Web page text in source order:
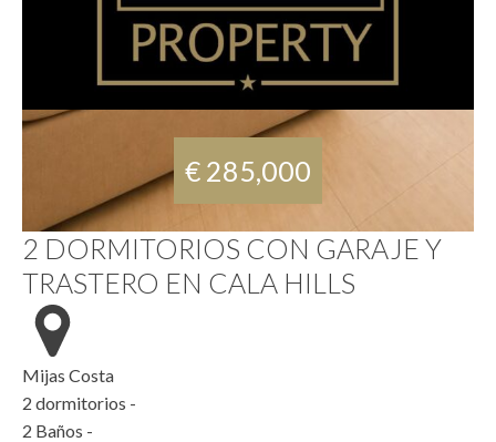
€ 285,000
2 DORMITORIOS CON GARAJE Y
TRASTERO EN CALA HILLS
Mijas Costa
2 dormitorios -
2 Baños -